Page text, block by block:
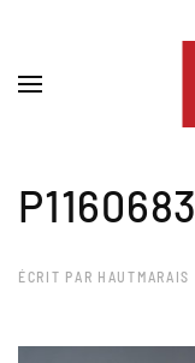
P1160683
ÉCRIT PAR HAUTMARAIS